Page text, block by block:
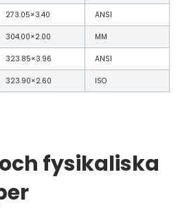
273.05×3.40
ANSI
304.00×2.00
MM
323.85×3.96
ANSI
323.90×2.60 ISO
fysikaliska